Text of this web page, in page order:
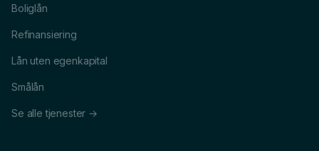
Boliglån
Refinansiering
Lån uten egenkapital
Smålån
Se alle tjenester →